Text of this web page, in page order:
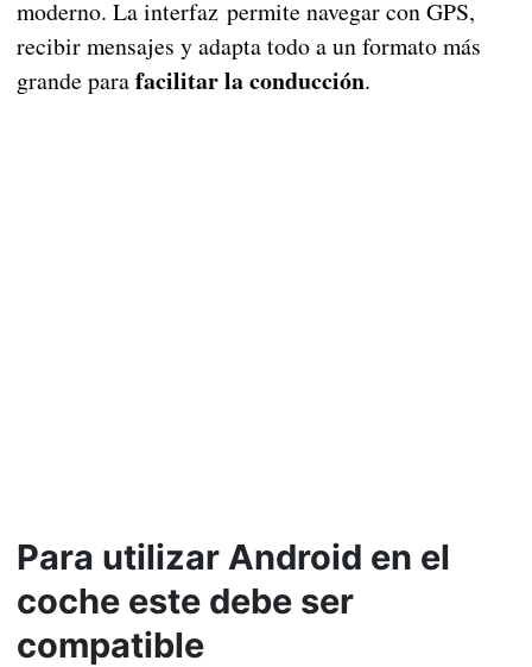
moderno. La interfaz permite navegar con GPS,
recibir mensajes y adapta todo a un formato más
grande parafacilitar la conducción.
Para utilizar Android en el
coche este debe ser
compatible